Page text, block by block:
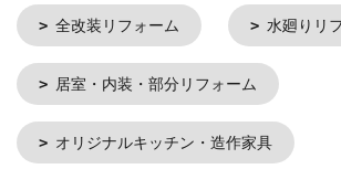
全改装リフォーム 水廻りリ
居室・内装・部分リフォーム
オリジナルキッチン・造作家具